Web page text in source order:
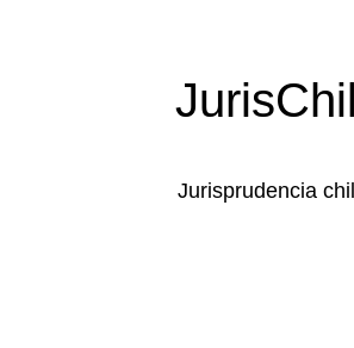
Jurisprudencia